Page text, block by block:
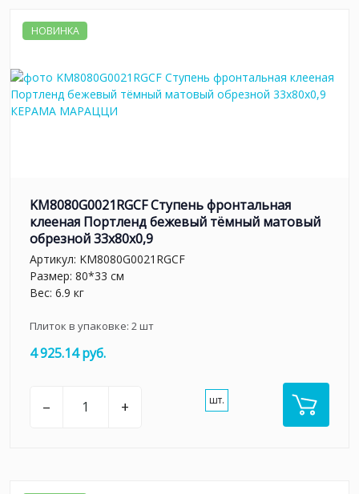
НОВИНКА
KM8080G0021RGCF Ступень фронтальная
клееная Портленд бежевый тёмный матовый
обрезной 33x80x0,9
Артикул: KM8080G0021RGCF
Размер: 80*33 см
Вес: 6.9 кг
Плиток в упаковке: 2шт
4 925.14 руб.
– + шт.